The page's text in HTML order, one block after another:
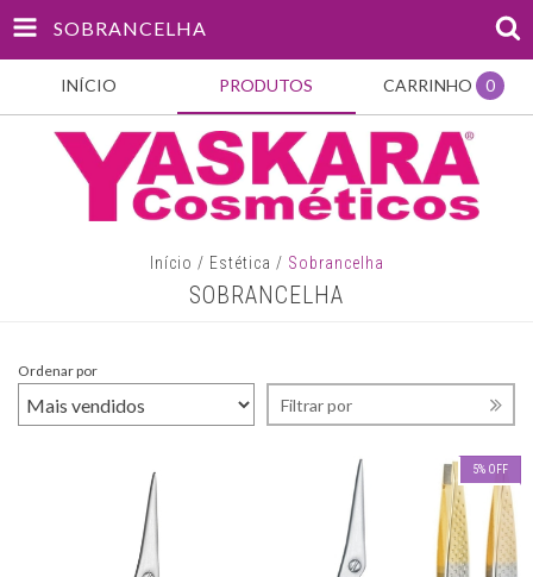
SOBRANCELHA
INÍCIO PRODUTOS CARRINHO 0
Início / Estética / Sobrancelha
SOBRANCELHA
Ordenar por
Filtrar por
5% OFF